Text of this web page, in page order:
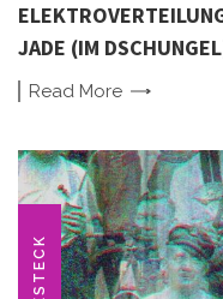
JADE (IM
Read More
BESTECK